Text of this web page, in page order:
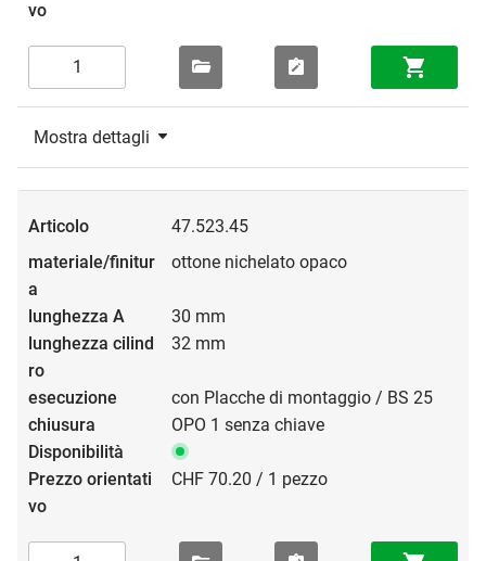
Mostra dettagli
47.523.45
ottone nichelato opaco
30 mm
32 mm
con Placche di montaggio / BS 25
OPO 1 senza chiave
CHF 70.20 / 1 pezzo